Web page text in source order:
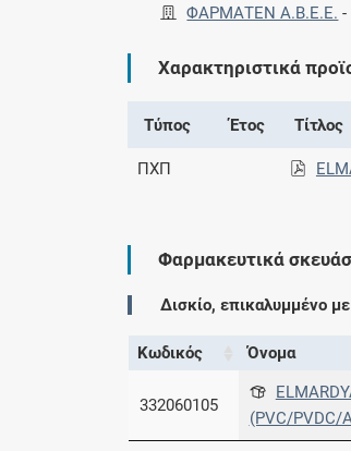
ΦΑΡΜΑΤΕΝ Α.Β.Ε.Ε. -
Χαρακτηριστικά
Τύπος Έτος Τίτλος
ΠΧΠ
Φαρμακευτικά
Δισκίο, επικαλυμμένο
Κωδικός Όνομα
332060105
(PVC/PVDC/